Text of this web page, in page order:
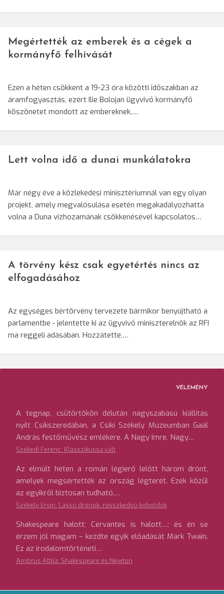
Megértették az emberek és a cégek a
kormányfő felhívását
Ezen a héten csökkent a 19-23 óra közötti időszakban az
áramfogyasztás, ezért Ilie Bolojan ügyvivő kormányfő
köszönetet mondott az embereknek,…
Lett volna idő a dunai munkálatokra
Már négy éve a közlekedési minisztériumnál van egy olyan
projekt, amely megvalósulása esetén megakadályozhatta
volna a Duna vízhozamának csökkenésével kapcsolatos…
A törvény kész csak egyetértés nincs az
elfogadásához
Az egységes bértörvény tervezete bármikor benyújtható a
parlamentbe - jelentette ki az ügyvivő miniszterelnök az RFI
ma reggeli adásában. Hozzátette,…
VÉLEMÉNY
A tegnap, csütörtökön délután nagyszabású kiállítás
nyílt Csíkszeredában, a Csíki Székely Múzeumban Gaál
András festőművész emlékére. A Nagy Imre, Nagy…
Székedi Ferenc: Klasszikussá vált
Az elmúlt héten a román légierő lelőtt három drónt,
amelyek megsértették az ország légterét. Ezek közül
az egyikről biztosan tudható,…
Székely Ervin: Lassú drónok, rosszkedvű koboldok
Shakespeare halott; Cervantes is halott…; és én se
érzem jól magam – kezdte egyik előadását Mark Twain.
Ez az irodalomtörténeti…
Ambrus Attila: Shakespeare és Newton